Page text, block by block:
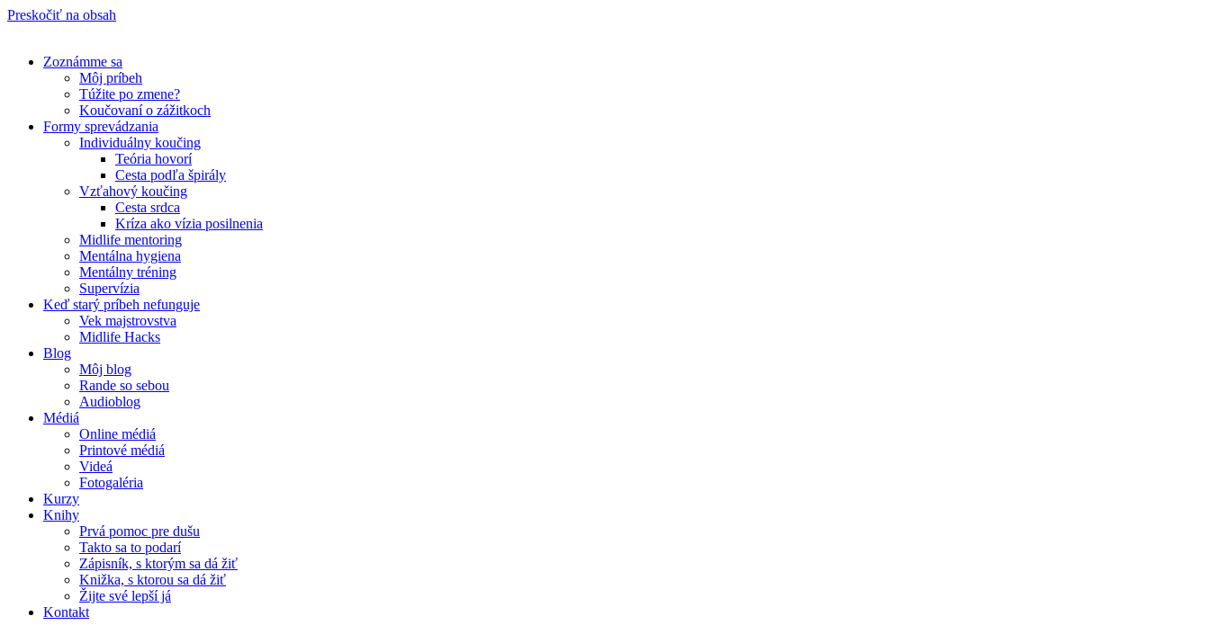
Preskočiť na obsah
Zoznámme sa
Môj príbeh
Túžite po zmene?
Koučovaní o zážitkoch
Formy sprevádzania
Individuálny koučing
Teória hovorí
Cesta podľa špirály
Vzťahový koučing
Cesta srdca
Kríza ako vízia posilnenia
Midlife mentoring
Mentálna hygiena
Mentálny tréning
Supervízia
Keď starý príbeh nefunguje
Vek majstrovstva
Midlife Hacks
Blog
Môj blog
Rande so sebou
Audioblog
Médiá
Online médiá
Printové médiá
Videá
Fotogaléria
Kurzy
Knihy
Prvá pomoc pre dušu
Takto sa to podarí
Zápisník, s ktorým sa dá žiť
Knižka, s ktorou sa dá žiť
Žijte své lepší já
Kontakt